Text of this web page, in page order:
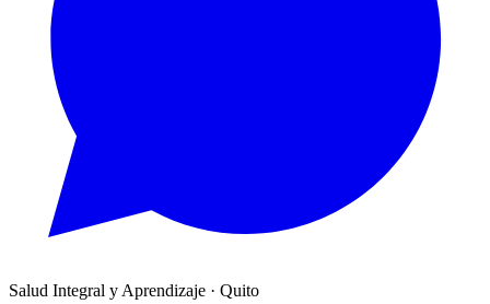
Salud Integral y Aprendizaje · Quito